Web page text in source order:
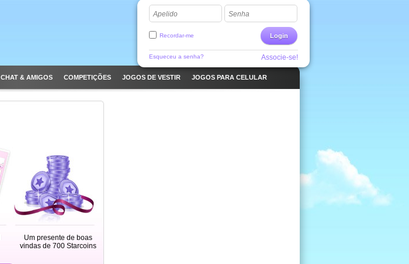
Apelido Senha
Login
Recordar-me
Esqueceu a senha? Associe-se!
CHAT & AMIGOS COMPETIÇÕES JOGOS DE VESTIR JOGOS PARA CELULAR
Um presente de boas
vindas de 700 Starcoins